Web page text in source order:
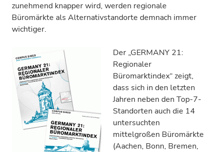
zunehmend knapper wird, werden regionale
Büromärkte als Alternativstandorte demnach immer
wichtiger.
Der „GERMANY 21:
Regionaler
Büromarktindex“ zeigt,
dass sich in den letzten
Jahren neben den Top-7-
Standorten auch die 14
untersuchten
mittelgroßen Büromärkte
(Aachen, Bonn, Bremen,